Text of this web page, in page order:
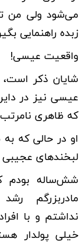
می‌شود ولی من
زبده راهنمایی
واقعیت عیسی!
شایان ذکر است،
عیسی نیز در
که ظاهری
او در حالی که
لبخندهای
شش‌ساله بودم
مادربزرگم
نداشتم و با
خیلی پولدار